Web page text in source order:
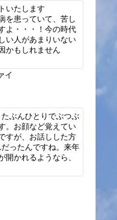
いたします
を患っていて、苦し
よ・・・！今の時代
い人があまりいない
かもしれません
イ
ぶんひとりでぶつぶ
。お顔など覚えてい
すが、お話しした方
ったんですね。来年
開かれるようなら、